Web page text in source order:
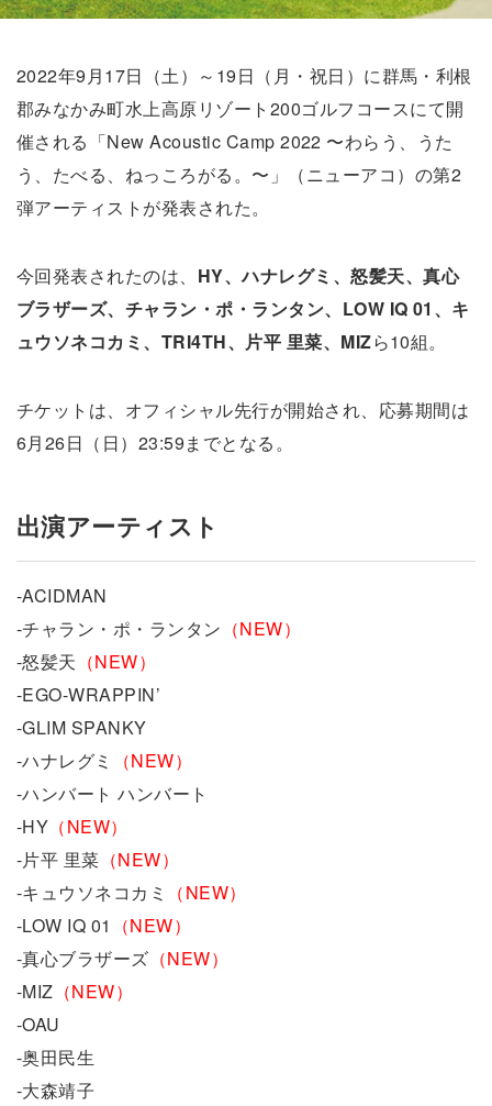
2022年9月17日（土）～19日（月・祝日）に群馬・利根
郡みなかみ町水上高原リゾート200ゴルフコースにて開
催される「New Acoustic Camp 2022 〜わらう、うた
う、たべる、ねっころがる。〜」（ニューアコ）の第2
弾アーティストが発表された。
今回発表されたのは、 HY、ハナレグミ、怒髪天、真心
ブラザーズ、チャラン・ポ・ランタン、LOW IQ 01、キ
ュウソネコカミ、TRI4TH、片平 里菜、MIZら10組。
チケットは、オフィシャル先行が開始され、応募期間は
6月26日（日）23:59までとなる。
出演アーティスト
-ACIDMAN
-チャラン・ポ・ランタン （NEW）
-怒髪天 （NEW）
-EGO-WRAPPIN’
-GLIM SPANKY
-ハナレグミ
（NEW）
-ハンバート ハンバート
-HY （NEW）
-片平 里菜 （NEW）
-キュウソネコカミ
（NEW）
-LOW IQ 01
（NEW）
-真心ブラザーズ （NEW）
-MIZ （NEW）
-OAU
-奥田民生
-大森靖子